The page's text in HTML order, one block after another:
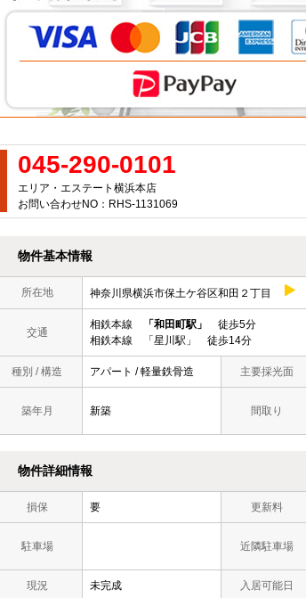
045-290-0101
エリア・エステート横浜本店
お問い合わせNO：RHS-1131069
物件基本情報
所在地 神奈川県横浜市保土ケ谷区和田２丁目
交通
相鉄本線 「和田町駅」
徒歩5分
相鉄本線 「星川駅」 徒歩14分
種別 / 構造 アパート / 軽量鉄骨造 主要採光面
築年月 新築 間取り
物件詳細情報
損保 要 更新料
駐車場 近隣駐車場
現況 未完成 入居可能日